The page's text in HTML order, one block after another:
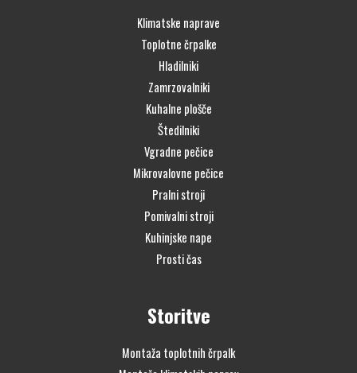
Klimatske naprave
Toplotne črpalke
Hladilniki
Zamrzovalniki
Kuhalne plošče
Štedilniki
Vgradne pečice
Mikrovalovne pečice
Pralni stroji
Pomivalni stroji
Kuhinjske nape
Prosti čas
Storitve
Montaža toplotnih črpalk